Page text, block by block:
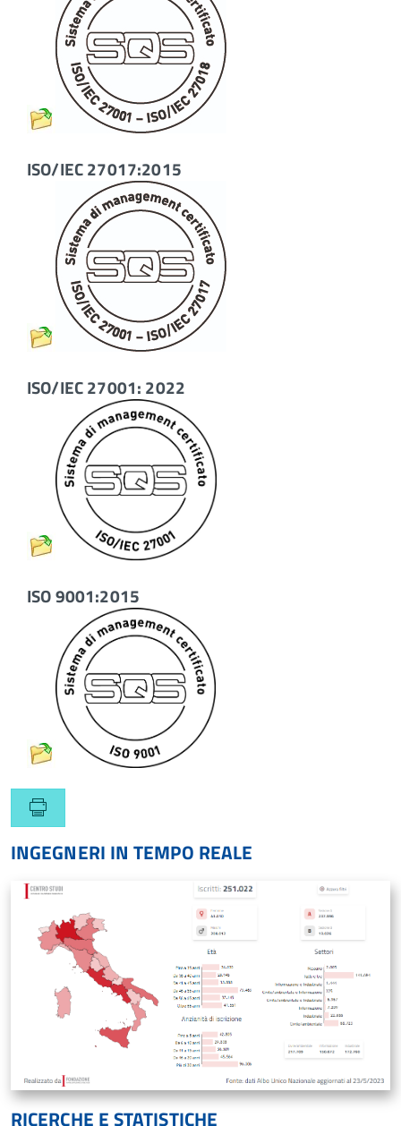
ISO/IEC 27017:2015
ISO/IEC 27001: 2022
ISO 9001:2015
INGEGNERI IN TEMPO REALE
RICERCHE E STATISTICHE